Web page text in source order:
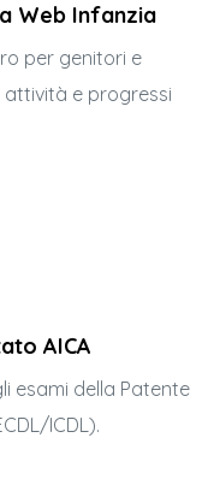
Web Infanzia
per genitori e
e progressi
AICA
esami della Patente
ICDL).